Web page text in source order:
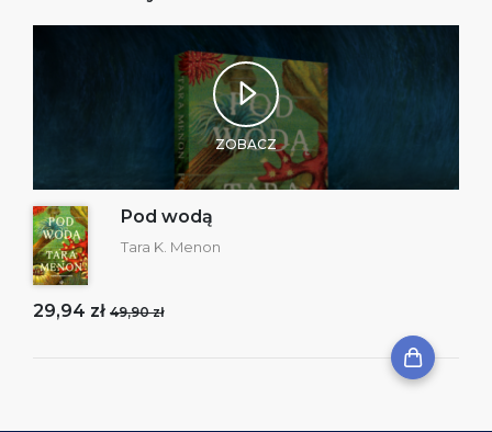
ZOBACZ
Pod wodą
Tara K. Menon
29,94 zł 49,90 zł